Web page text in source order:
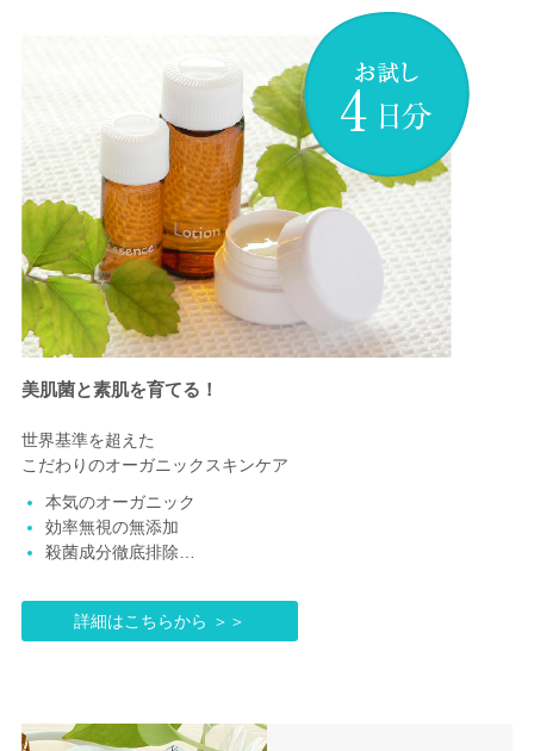
美肌菌と素肌を育てる！
世界基準を超えた
こだわりのオーガニックスキンケア
本気のオーガニック
効率無視の無添加
殺菌成分徹底排除…
詳細はこちらから ＞＞